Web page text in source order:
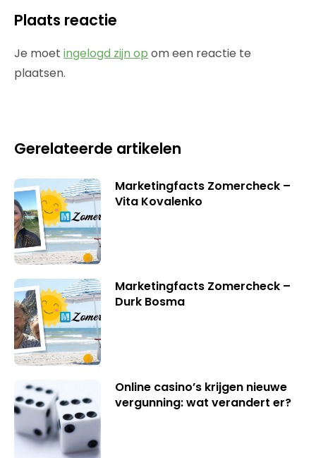
Plaats reactie
Je moet ingelogd zijn op om een reactie te
plaatsen.
Gerelateerde artikelen
Marketingfacts Zomercheck –
Vita Kovalenko
Marketingfacts Zomercheck –
Durk Bosma
Online casino’s krijgen nieuwe
vergunning: wat verandert er?